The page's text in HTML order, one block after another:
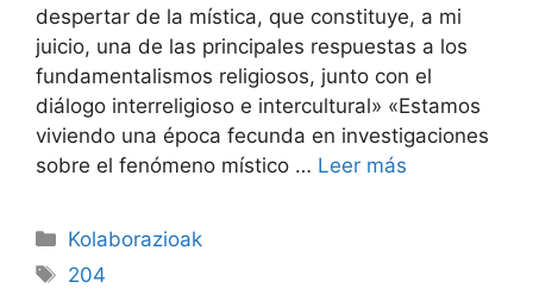
despertar de la mística, que constituye, a mi
juicio, una de las principales respuestas a los
fundamentalismos religiosos, junto con el
diálogo interreligioso e intercultural» «Estamos
viviendo una época fecunda en investigaciones
sobre el fenómeno místico … Leer más
Kolaborazioak
204